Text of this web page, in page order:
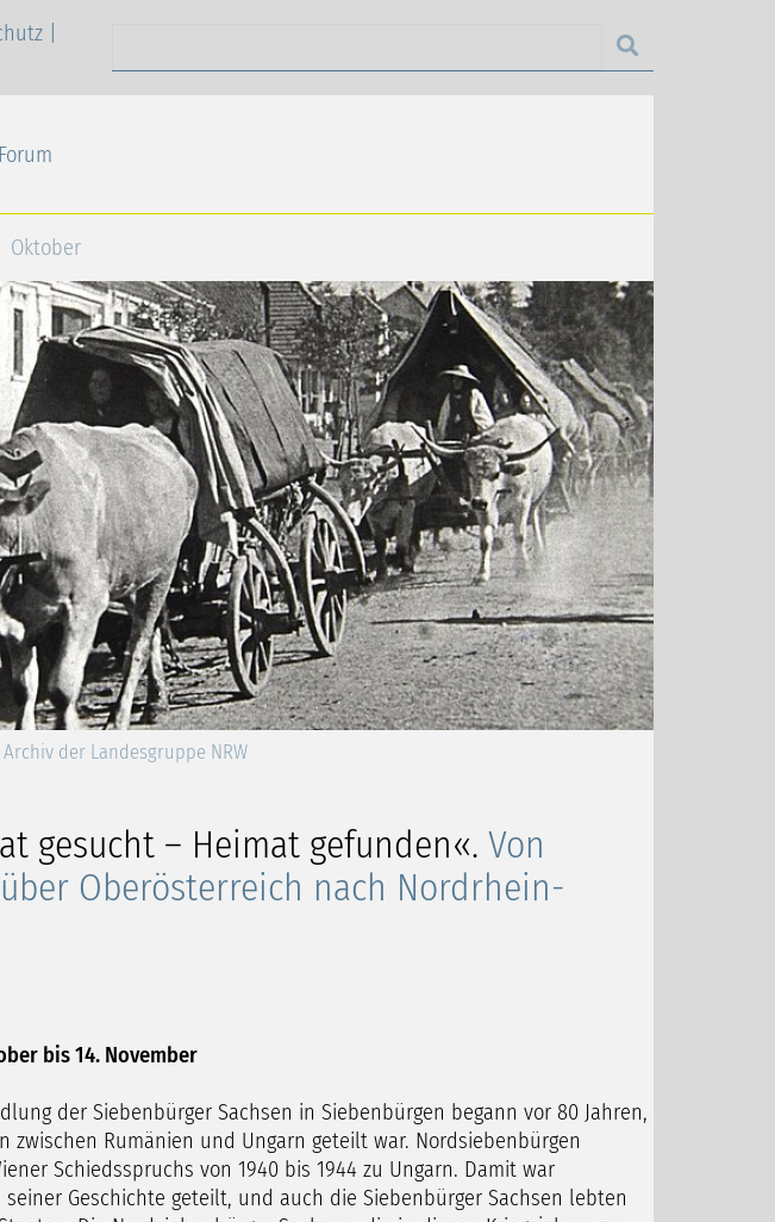
Oktober
der Landesgruppe NRW
gesucht – Heimat gefunden«. Von
Oberösterreich nach Nordrhein-
bis 14. November
der Siebenbürger Sachsen in Siebenbürgen begann vor 80 Jahren,
zwischen Rumänien und Ungarn geteilt war. Nordsiebenbürgen
Schiedsspruchs von 1940 bis 1944 zu Ungarn. Damit war
Geschichte geteilt, und auch die Siebenbürger Sachsen lebten